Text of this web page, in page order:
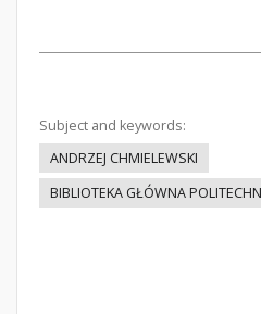
Subject and keywords:
ANDRZEJ CHMIELEWSKI
BIBLIOTEKA GŁÓWNA